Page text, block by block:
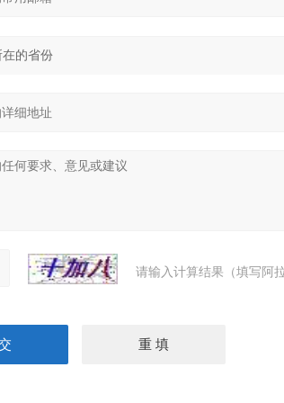
请输入计算结果（填写阿